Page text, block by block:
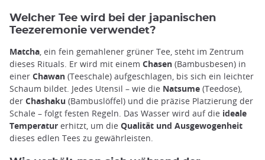
Welcher Tee wird bei der japanischen
Teezeremonie verwendet?
Matcha, ein fein gemahlener grüner Tee, steht im Zentrum
dieses Rituals. Er wird mit einem Chasen (Bambusbesen) in
einer Chawan (Teeschale) aufgeschlagen, bis sich ein leichter
Schaum bildet. Jedes Utensil – wie die Natsume (Teedose),
der Chashaku (Bambuslöffel) und die präzise Platzierung der
Schale – folgt festen Regeln. Das Wasser wird auf die ideale
Temperatur erhitzt, um die Qualität und Ausgewogenheit
dieses edlen Tees zu gewährleisten.